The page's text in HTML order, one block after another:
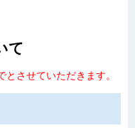
て
させていただきます。